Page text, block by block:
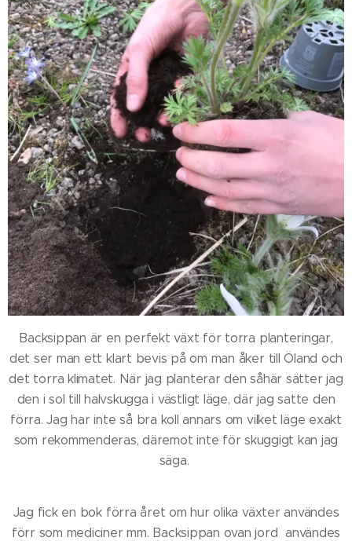
Backsippan är en perfekt växt för torra planteringar,
det ser man ett klart bevis på om man åker till Öland och
det torra klimatet. När jag planterar den såhär sätter jag
den i sol till halvskugga i västligt läge, där jag satte den
förra. Jag har inte så bra koll annars om vilket läge exakt
som rekommenderas, däremot inte för skuggigt kan jag
säga.
Jag fick en bok förra året om hur olika växter användes
förr som mediciner mm. Backsippan ovan jord användes